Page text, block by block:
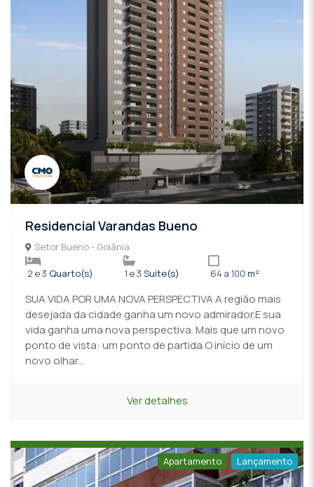
Residencial Varandas Bueno
Setor Bueno - Goiânia
2 e 3 Quarto(s) 1 e 3 Suíte(s) 64 a 100 m²
SUA VIDA POR UMA NOVA PERSPECTIVA A região mais
desejada da cidade ganha um novo admirador.E sua
vida ganha uma nova perspectiva. Mais que um novo
ponto de vista: um ponto de partida.O início de um
novo olhar...
Ver detalhes
Apartamento Lançamento